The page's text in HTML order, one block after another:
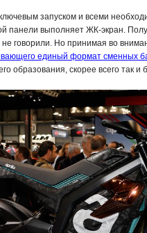
запуском и всеми
панели выполняет ЖК-экран.
говорили. Но принимая во
единый формат сменных
образования, скорее всего так и